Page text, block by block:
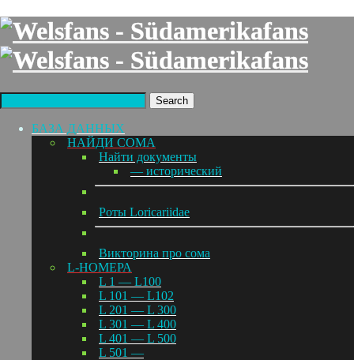
Search
БАЗА ДАННЫХ
НАЙДИ СОМА
Найти документы
— исторический
Роты Loricariidae
Викторина про сома
L-НОМЕРА
L 1 — L100
L 101 — L102
L 201 — L 300
L 301 — L 400
L 401 — L 500
L 501 —